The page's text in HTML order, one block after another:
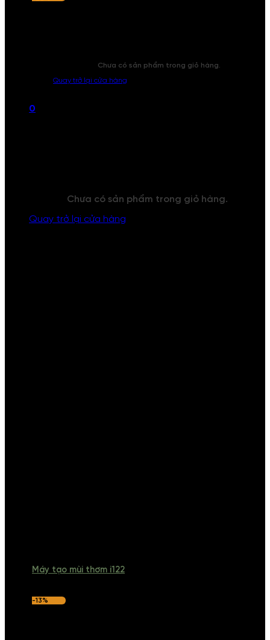
Chưa có sản phẩm trong giỏ hàng.
Quay trở lại cửa hàng
0
Chưa có sản phẩm trong giỏ hàng.
Quay trở lại cửa hàng
Máy tạo mùi thơm i122
-13%